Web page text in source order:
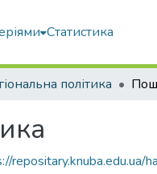
Статистика
політика